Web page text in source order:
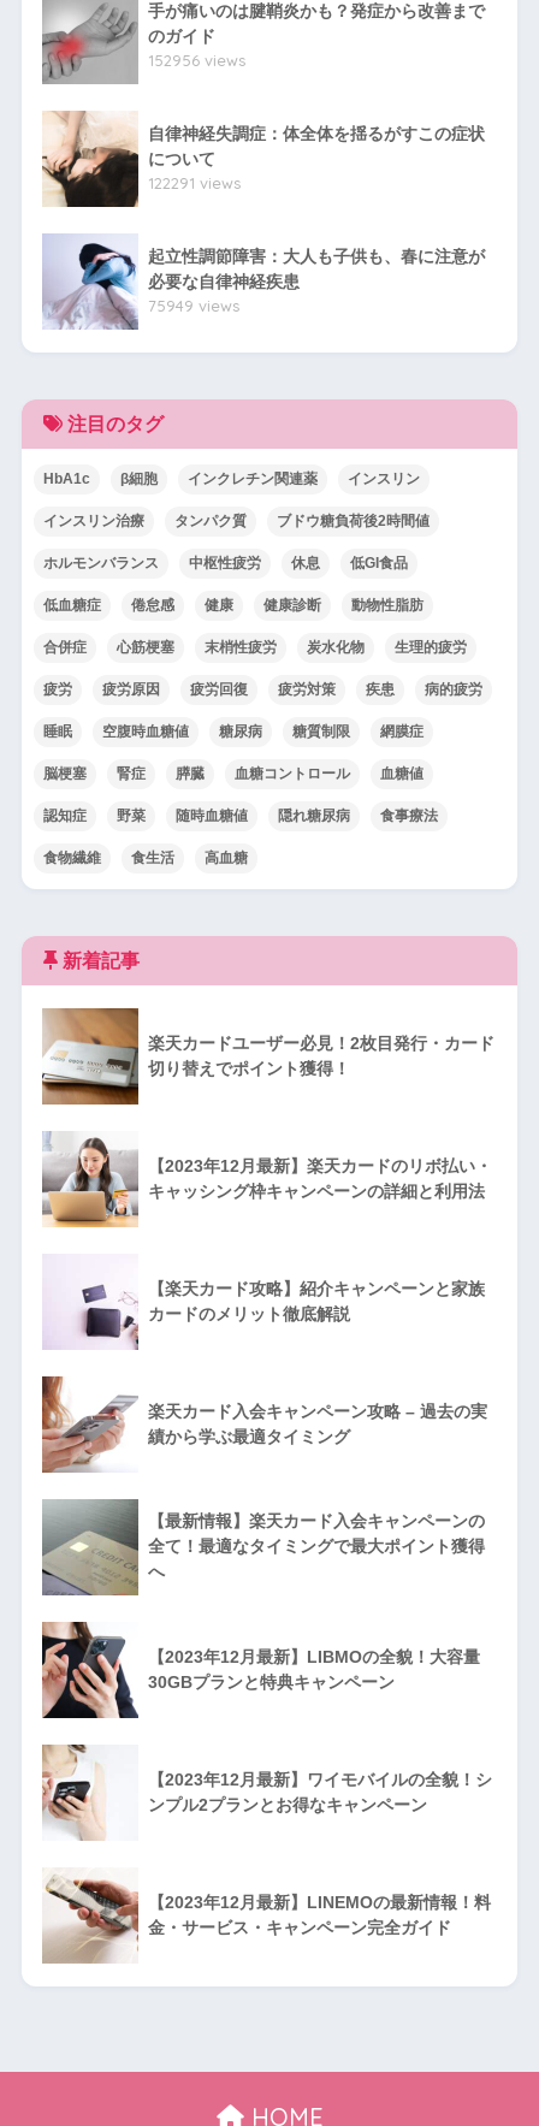
手が痛いのは腱鞘炎かも？発症から改善まで
のガイド
152956 views
自律神経失調症：体全体を揺るがすこの症状
について
122291 views
起立性調節障害：大人も子供も、春に注意が
必要な自律神経疾患
75949 views
注目のタグ
HbA1c β細胞 インクレチン関連薬 インスリン
インスリン治療 タンパク質 ブドウ糖負荷後2時間値
ホルモンバランス 中枢性疲労 休息 低GI食品
低血糖症 倦怠感 健康 健康診断 動物性脂肪
合併症 心筋梗塞 末梢性疲労 炭水化物 生理的疲労
疲労 疲労原因 疲労回復 疲労対策 疾患 病的疲労
睡眠 空腹時血糖値 糖尿病 糖質制限 網膜症
脳梗塞 腎症 膵臓 血糖コントロール 血糖値
認知症 野菜 随時血糖値 隠れ糖尿病 食事療法
食物繊維 食生活 高血糖
新着記事
楽天カードユーザー必見！2枚目発行・カード
切り替えでポイント獲得！
【2023年12月最新】楽天カードのリボ払い・
キャッシング枠キャンペーンの詳細と利用法
【楽天カード攻略】紹介キャンペーンと家族
カードのメリット徹底解説
楽天カード入会キャンペーン攻略 – 過去の実
績から学ぶ最適タイミング
【最新情報】楽天カード入会キャンペーンの
全て！最適なタイミングで最大ポイント獲得
へ
【2023年12月最新】LIBMOの全貌！大容量
30GBプランと特典キャンペーン
【2023年12月最新】ワイモバイルの全貌！シ
ンプル2プランとお得なキャンペーン
【2023年12月最新】LINEMOの最新情報！料
金・サービス・キャンペーン完全ガイド
HOME